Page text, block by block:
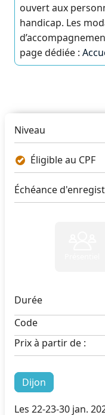
ouvert aux
handicap. Les
page dédiée :
Niveau
Éligible au CPF
Échéance
Durée
Code
Prix à partir de :
Dijon
Les 22-23-30 jan.